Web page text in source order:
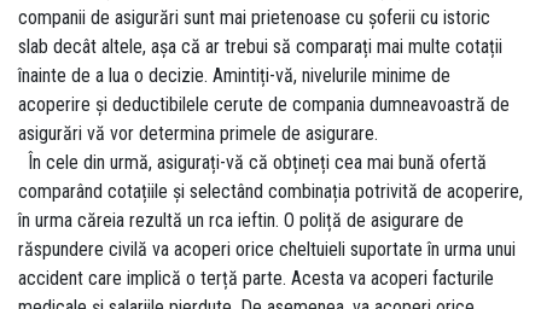
companii de asigurări sunt mai prietenoase cu șoferii cu istoric
slab decât altele, așa că ar trebui să comparați mai multe cotații
înainte de a lua o decizie. Amintiți-vă, nivelurile minime de
acoperire și deductibilele cerute de compania dumneavoastră de
asigurări vă vor determina primele de asigurare.
În cele din urmă, asigurați-vă că obțineți cea mai bună ofertă
comparând cotațiile și selectând combinația potrivită de acoperire,
în urma căreia rezultă un rca ieftin. O poliță de asigurare de
răspundere civilă va acoperi orice cheltuieli suportate în urma unui
accident care implică o terță parte. Acesta va acoperi facturile